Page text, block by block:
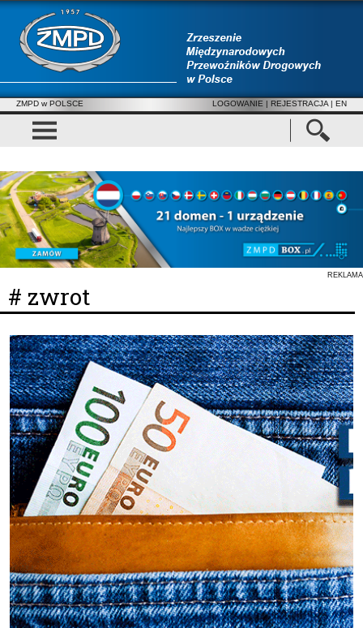
ZMPD w POLSCE LOGOWANIE | REJESTRACJA | EN
REKLAMA
# zwrot